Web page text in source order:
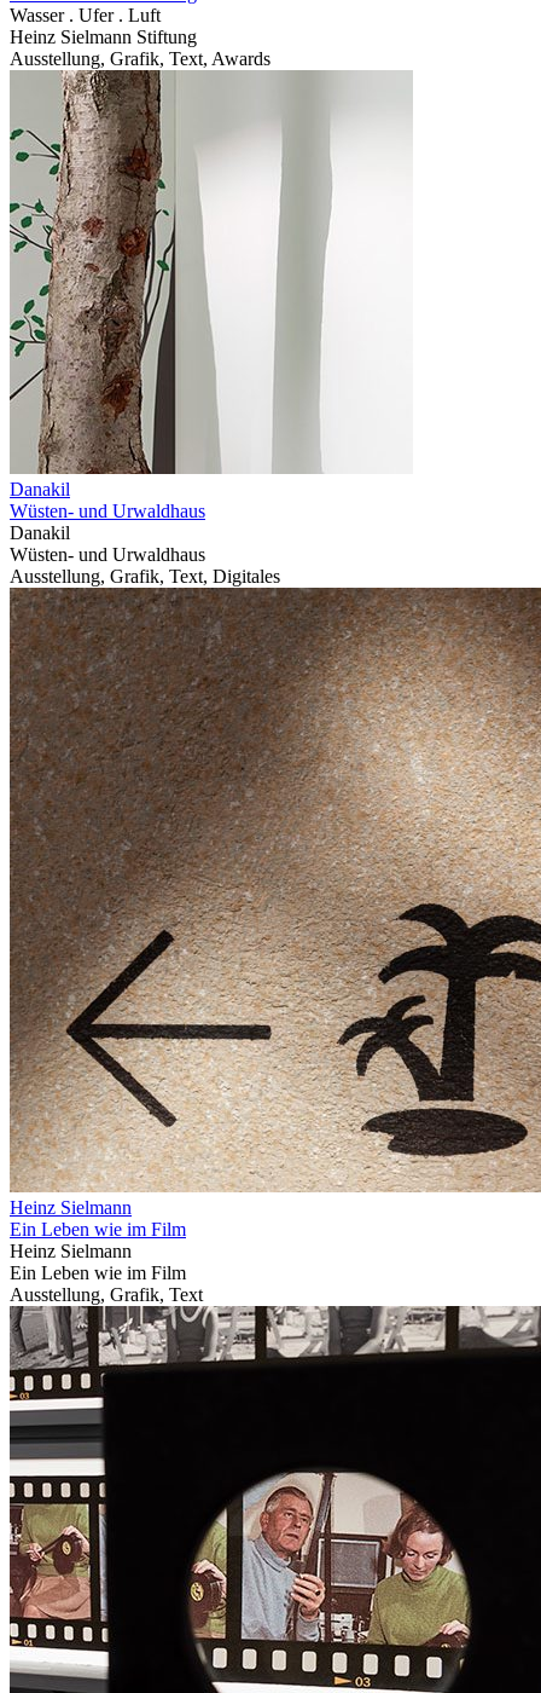
Wasser . Ufer . Luft
Heinz Sielmann Stiftung
Ausstellung, Grafik, Text, Awards
Danakil
Wüsten- und Urwaldhaus
Danakil
Wüsten- und Urwaldhaus
Ausstellung, Grafik, Text, Digitales
Heinz Sielmann
Ein Leben wie im Film
Heinz Sielmann
Ein Leben wie im Film
Ausstellung, Grafik, Text